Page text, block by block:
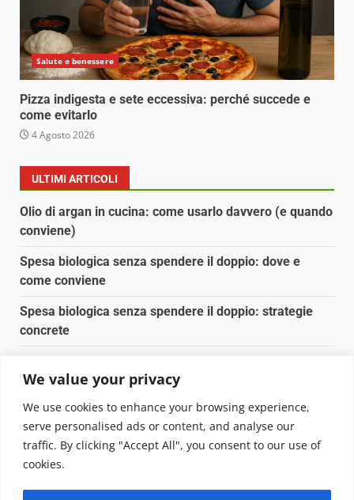
We value your privacy
We use cookies to enhance your browsing experience,
serve personalised ads or content, and analyse our
traffic. By clicking "Accept All", you consent to our use of
cookies.
Salute e benessere
Pizza indigesta e sete eccessiva: perché succede e
come evitarlo
4 Agosto 2026
ULTIMI ARTICOLI
Olio di argan in cucina: come usarlo davvero (e quando
conviene)
Spesa biologica senza spendere il doppio: dove e
come conviene
Spesa biologica senza spendere il doppio: strategie
concrete
Pulizia naturale della casa: 3 ingredienti che
sostituiscono 10 prodotti chimici
Copyright © 2025 Biopianeta.it proprietà di Jws Media
Questo blog non è una testata giornalistica, in quanto